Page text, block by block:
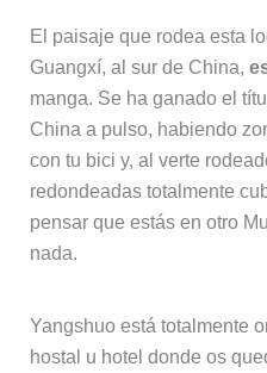
El paisaje que rodea esta
Guangxí, al sur de China,
manga. Se ha ganado el
China a pulso, habiendo
con tu bici y, al verte
redondeadas totalmente
pensar que estás en otro
nada.
Yangshuo está totalmente
hostal u hotel donde os